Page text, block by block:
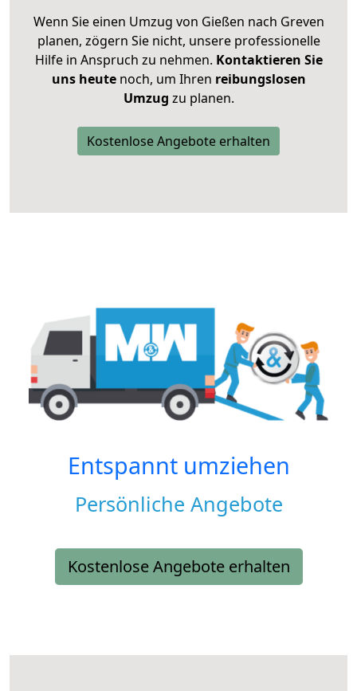
Wenn Sie einen Umzug von Gießen nach Greven
planen, zögern Sie nicht, unsere professionelle
Hilfe in Anspruch zu nehmen. Kontaktieren Sie
uns heutenoch, um Ihren reibungslosen
Umzug zu planen.
Kostenlose Angebote erhalten
Entspannt umziehen
Persönliche Angebote
Kostenlose Angebote erhalten